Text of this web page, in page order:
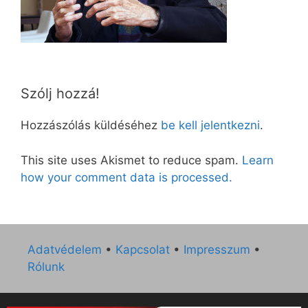
Szólj hozzá!
Hozzászólás küldéséhez be kell jelentkezni.
This site uses Akismet to reduce spam. Learn
how your comment data is processed.
Adatvédelem • Kapcsolat • Impresszum •
Rólunk